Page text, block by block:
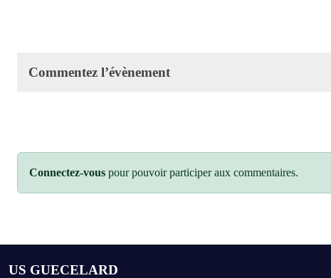
Commentez l’évènement
Connectez-vous pour pouvoir participer aux commentaires.
US GUECELARD